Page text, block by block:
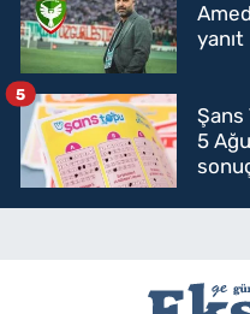
yanıt
Şans
5
5